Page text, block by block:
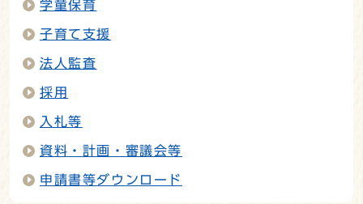
学童保育
子育て支援
法人監査
採用
入札等
資料・計画・審議会等
申請書等ダウンロード